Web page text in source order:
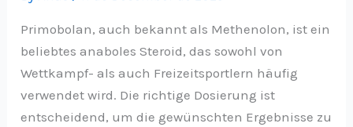
Primobolan, auch bekannt als Methenolon, ist ein
beliebtes anaboles Steroid, das sowohl von
Wettkampf- als auch Freizeitsportlern häufig
verwendet wird. Die richtige Dosierung ist
entscheidend, um die gewünschten Ergebnisse zu